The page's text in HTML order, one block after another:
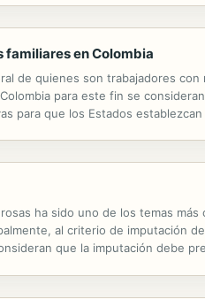
en Colombia
de quienes son trabajadores
para este fin se
para que los Estados
ha sido uno de los temas
al criterio de imputación
que la imputación debe